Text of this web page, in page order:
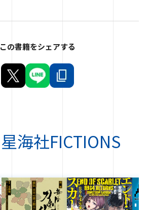
この書籍をシェアする
星海社FICTIONS